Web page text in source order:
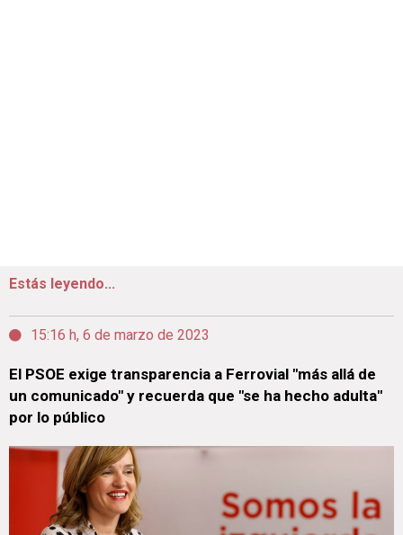
Estás leyendo...
15:16 h, 6 de marzo de 2023
El PSOE exige transparencia a Ferrovial "más allá de
un comunicado" y recuerda que "se ha hecho adulta"
por lo público